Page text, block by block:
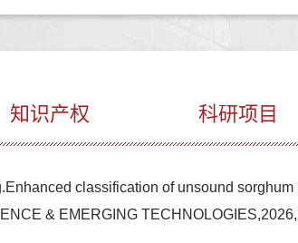
知识产权 科研项目
classification of unsound
& EMERGING